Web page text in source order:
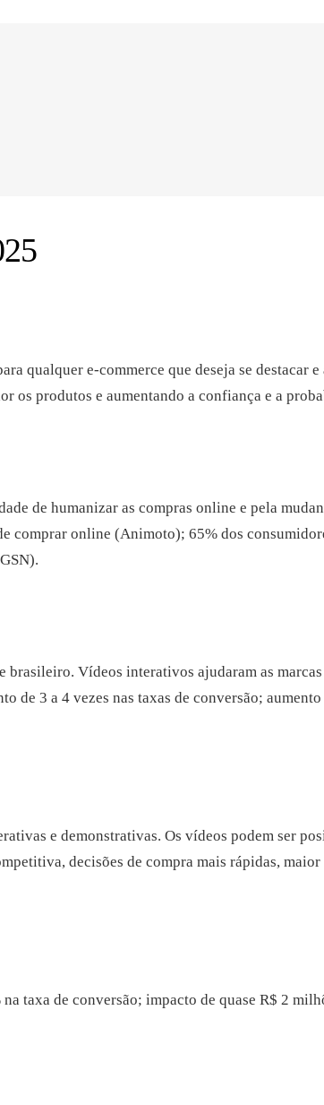
qualquer e-commerce que deseja se destacar
os produtos e aumentando a confiança e a
de humanizar as compras online e pela
online (Animoto); 65% dos
Vídeos interativos ajudaram as
de 3 a 4 vezes nas taxas de conversão;
e demonstrativas. Os vídeos podem ser
decisões de compra mais rápidas,
taxa de conversão; impacto de quase R$ 2